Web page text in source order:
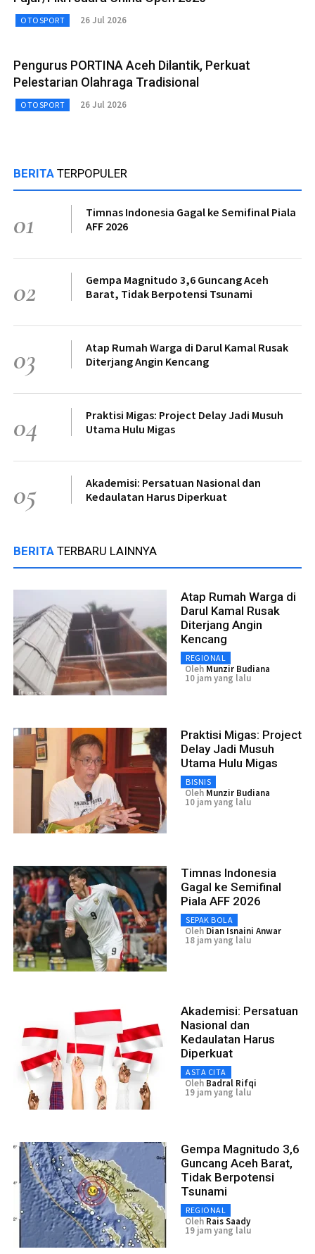
OTOSPORT 26 Jul 2026
Pengurus PORTINA Aceh Dilantik, Perkuat
Pelestarian Olahraga Tradisional
OTOSPORT 26 Jul 2026
BERITA TERPOPULER
01
Timnas Indonesia Gagal ke Semifinal Piala
AFF 2026
02
Gempa Magnitudo 3,6 Guncang Aceh
Barat, Tidak Berpotensi Tsunami
03
Atap Rumah Warga di Darul Kamal Rusak
Diterjang Angin Kencang
04
Praktisi Migas: Project Delay Jadi Musuh
Utama Hulu Migas
05
Akademisi: Persatuan Nasional dan
Kedaulatan Harus Diperkuat
BERITA TERBARU LAINNYA
Atap Rumah Warga di
Darul Kamal Rusak
Diterjang Angin
Kencang
REGIONAL
Oleh Munzir Budiana
10 jam yang lalu
Praktisi Migas: Project
Delay Jadi Musuh
Utama Hulu Migas
BISNIS
Oleh Munzir Budiana
10 jam yang lalu
Timnas Indonesia
Gagal ke Semifinal
Piala AFF 2026
SEPAK BOLA
Oleh Dian Isnaini Anwar
18 jam yang lalu
Akademisi: Persatuan
Nasional dan
Kedaulatan Harus
Diperkuat
ASTA CITA
Oleh Badral Rifqi
19 jam yang lalu
Gempa Magnitudo 3,6
Guncang Aceh Barat,
Tidak Berpotensi
Tsunami
REGIONAL
Oleh Rais Saady
19 jam yang lalu